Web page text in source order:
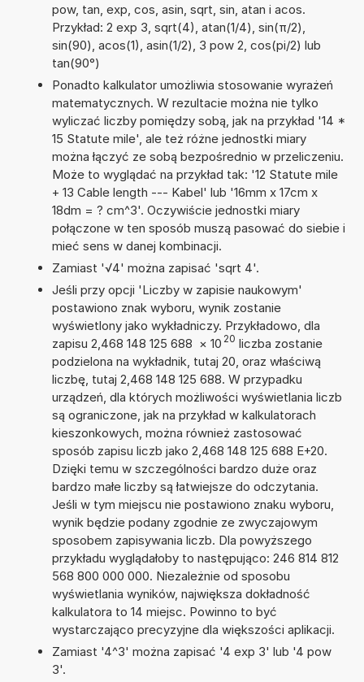
pow, tan, exp, cos, asin, sqrt, sin, atan i acos.
Przykład: 2 exp 3, sqrt(4), atan(1/4), sin(π/2),
sin(90), acos(1), asin(1/2), 3 pow 2, cos(pi/2) lub
tan(90°)
Ponadto kalkulator umożliwia stosowanie wyrażeń
matematycznych. W rezultacie można nie tylko
wyliczać liczby pomiędzy sobą, jak na przykład '14 *
15 Statute mile', ale też różne jednostki miary
można łączyć ze sobą bezpośrednio w przeliczeniu.
Może to wyglądać na przykład tak: '12 Statute mile
+ 13 Cable length --- Kabel' lub '16mm x 17cm x
18dm = ? cm^3'. Oczywiście jednostki miary
połączone w ten sposób muszą pasować do siebie i
mieć sens w danej kombinacji.
Zamiast '√4' można zapisać 'sqrt 4'.
Jeśli przy opcji 'Liczby w zapisie naukowym'
postawiono znak wyboru, wynik zostanie
wyświetlony jako wykładniczy. Przykładowo, dla
zapisu 2,468 148 125 688 × 10 20 liczba zostanie
podzielona na wykładnik, tutaj 20, oraz właściwą
liczbę, tutaj 2,468 148 125 688. W przypadku
urządzeń, dla których możliwości wyświetlania liczb
są ograniczone, jak na przykład w kalkulatorach
kieszonkowych, można również zastosować
sposób zapisu liczb jako 2,468 148 125 688 E+20.
Dzięki temu w szczególności bardzo duże oraz
bardzo małe liczby są łatwiejsze do odczytania.
Jeśli w tym miejscu nie postawiono znaku wyboru,
wynik będzie podany zgodnie ze zwyczajowym
sposobem zapisywania liczb. Dla powyższego
przykładu wyglądałoby to następująco: 246 814 812
568 800 000 000. Niezależnie od sposobu
wyświetlania wyników, największa dokładność
kalkulatora to 14 miejsc. Powinno to być
wystarczająco precyzyjne dla większości aplikacji.
Zamiast '4^3' można zapisać '4 exp 3' lub '4 pow
3'.